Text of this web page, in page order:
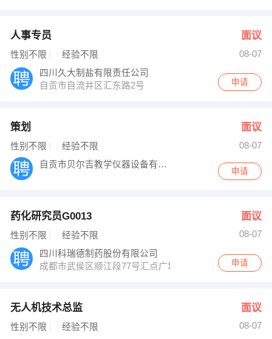
人事专员 面议
性别不限 经验不限
08-07
四川久大制盐有限责任公司
自贡市自流井区汇东路2号
申请
策划 面议
性别不限 经验不限
08-07
自贡市贝尔吉教学仪器设备有限公司
申请
药化研究员G0013 面议
性别不限 经验不限
08-07
四川科瑞德制药股份有限公司
成都市武侯区顺江段77号汇点广场3座15层
申请
无人机技术总监 面议
性别不限 经验不限
08-07